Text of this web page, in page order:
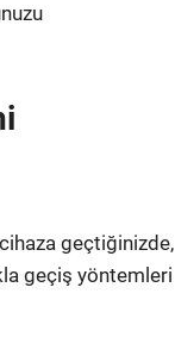
geçtiğinizde,
geçiş yöntemleri